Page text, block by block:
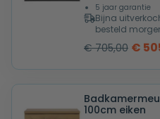
5 jaar garantie
Bijna
besteld
€705,00
was:
€
€
100cm eiken